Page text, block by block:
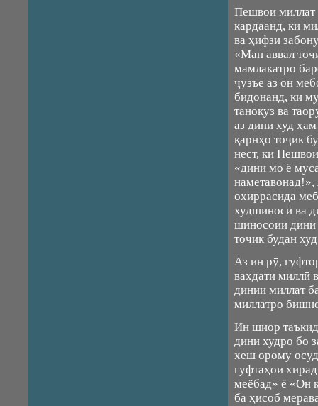
Пешвои
кардаанд, ки
ва ҳифзи
«Ман аввал
мамлакатро
ҷузъе аз он
бидонанд, ки
таноқуз ва
аз дини худ
қарнҳо тоҷик
нест, ки
«дини мо ё
охиррасида
худшиносӣ ва
шиносоии динӣ
тоҷик будан
Аз ин рӯ,
ваҳдати миллӣ
динии миллат
миллатро
Ин шиор
дини худро бо
хеш орому
гуфтаҳои
меёбад» ё «Он
ба ҳисоб